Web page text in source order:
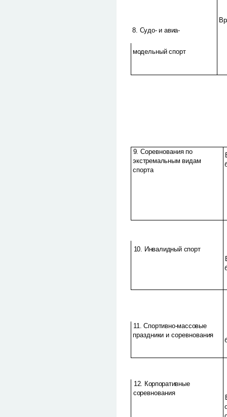
8. Судо- и авиа-
модельный спорт
9. Соревнования по
экстремальным видам
спорта
10. Инвалидный спорт
11. Спортивно-массовые
праздники и соревнова­ния
12. Корпоративные
соревнования